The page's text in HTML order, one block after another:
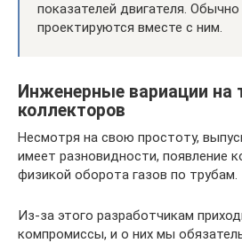
показателей двигателя.
проектируются вместе с ним.
Инженерные вариации на
коллекторов
Несмотря на свою простоту,
имеет разновидности, появление
физикой оборота газов по трубам.
Из-за этого разработчикам
компромиссы, и о них мы